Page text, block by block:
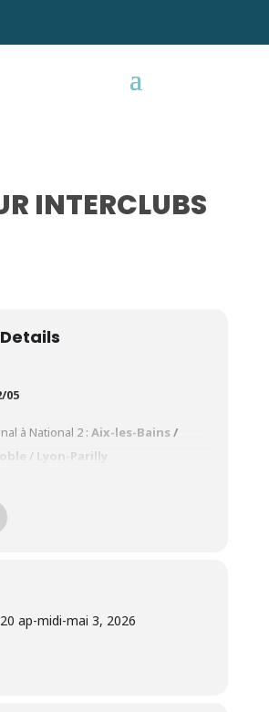
INTERCLUBS
05
à National 2 : Aix-les-Bains /
/ Lyon-Parilly
à National 2 :
N2 :
ap-midi-mai 3, 2026